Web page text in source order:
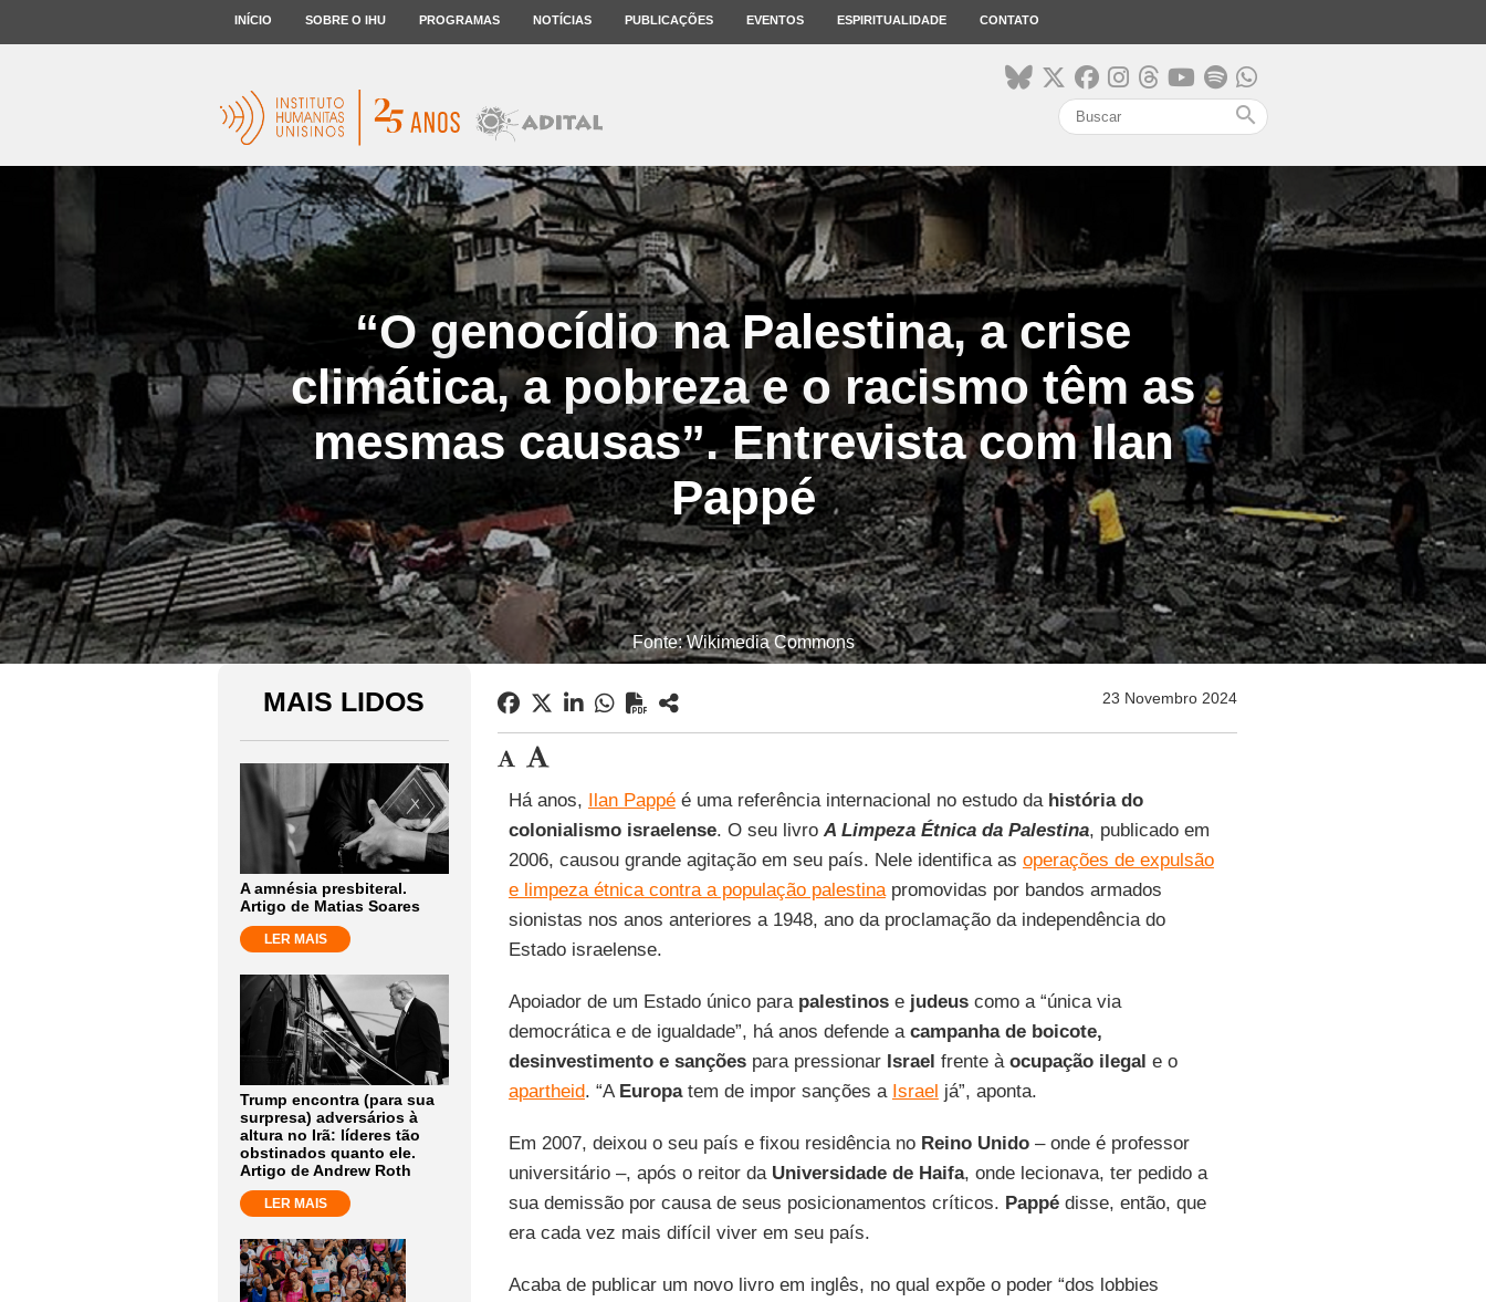
INÍCIO SOBRE O IHU PROGRAMAS NOTÍCIAS PUBLICAÇÕES EVENTOS ESPIRITUALIDADE CONTATO
search
“O genocídio na Palestina, a crise
climática, a pobreza e o racismo têm as
mesmas causas”. Entrevista com Ilan
Pappé
Fonte: Wikimedia Commons
MAIS LIDOS
A amnésia presbiteral.
Artigo de Matias Soares
LER MAIS
Trump encontra (para sua
surpresa) adversários à
altura no Irã: líderes tão
obstinados quanto ele.
Artigo de Andrew Roth
LER MAIS
23 Novembro 2024
Há anos, Ilan Pappéé uma referência internacional no estudo da história do
colonialismo israelense. O seu livro A Limpeza Étnica da Palestina, publicado em
2006, causou grande agitação em seu país. Nele identifica as operações de expulsão
e limpeza étnica contra a população palestinapromovidas por bandos armados
sionistas nos anos anteriores a 1948, ano da proclamação da independência do
Estado israelense.
Apoiador de um Estado único para palestinose judeuscomo a “única via
democrática e de igualdade”, há anos defende a campanha de boicote,
desinvestimento e sançõespara pressionar Israel frente à ocupação ilegal e o
apartheid. “A Europatem de impor sanções a Israel já”, aponta.
Em 2007, deixou o seu país e fixou residência no Reino Unido– onde é professor
universitário –, após o reitor da Universidade de Haifa, onde lecionava, ter pedido a
sua demissão por causa de seus posicionamentos críticos. Pappédisse, então, que
era cada vez mais difícil viver em seu país.
Acaba de publicar um novo livro em inglês, no qual expõe o poder “dos lobbies